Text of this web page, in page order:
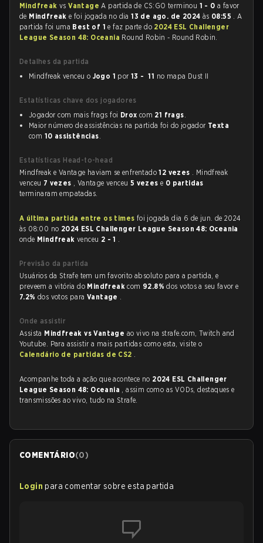
Mindfreak vsVantageA partida de CS:GO terminou 1 - 0 a favor
de Mindfreake foi jogada no dia13 de ago. de 2024 às 08:55 . A
partida foi uma Best of 1e faz parte do 2024 ESL Challenger
League Season 48: Oceania Round Robin - Round Robin.
Detalhes da partida
Mindfreak venceu o Jogo 1 por13 - 11 no mapa Dust II
Estatísticas chave dos jogadores
Jogador com mais frags foi Drox com 21 frags.
Maior número de assistências na partida foi do jogador Texta
com 10 assistências.
Estatísticas Head-to-head
Mindfreak e Vantage haviam se enfrentado12 vezes . Mindfreak
venceu 7 vezes , Vantage venceu 5 vezese 0 partidas
terminaram empatadas.
A última partida entre os times foi jogada dia 6 de jun. de 2024
às 08:00 no 2024 ESL Challenger League Season 48: Oceania
onde Mindfreak venceu 2 - 1 .
Previsão da partida
Usuários da Strafe tem um favorito absoluto para a partida, e
preveem a vitória do Mindfreakcom 92.8%dos votos a seu favor e
7.2% dos votos para Vantage .
Onde assistir
Assista Mindfreak vs Vantage ao vivo na strafe.com, Twitch and
Youtube. Para assistir a mais partidas como esta, visite o
Calendário de partidas de CS2 .
Acompanhe toda a ação que acontece no 2024 ESL Challenger
League Season 48: Oceania , assim como as VODs, destaques e
transmissões ao vivo, tudo na Strafe.
COMENTÁRIO(0)
Login para comentar sobre esta partida